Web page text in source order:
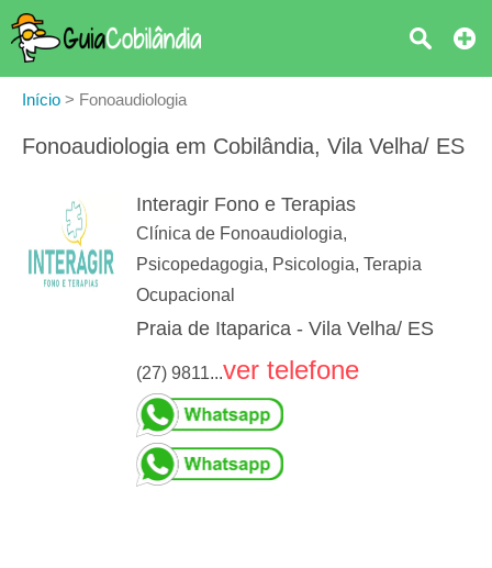
Início > Fonoaudiologia
Fonoaudiologia em Cobilândia, Vila Velha/ ES
Interagir Fono e Terapias
Clínica de Fonoaudiologia,
Psicopedagogia, Psicologia, Terapia
Ocupacional
Praia de Itaparica - Vila Velha/ ES
(27) 9811...ver telefone